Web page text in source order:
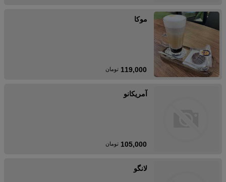
موکا
119,000 تومان
آمریکانو
105,000 تومان
لانگو